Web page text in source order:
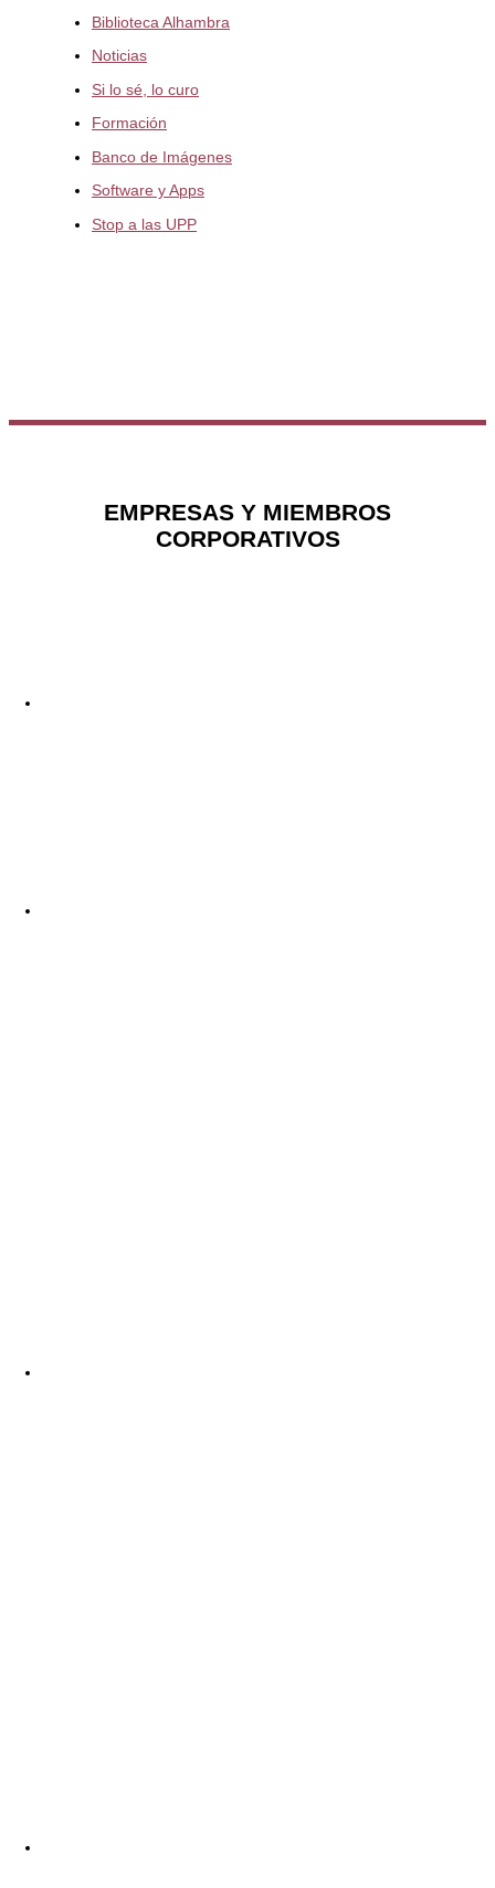
Biblioteca Alhambra
Noticias
Si lo sé, lo curo
Formación
Banco de Imágenes
Software y Apps
Stop a las UPP
EMPRESAS Y MIEMBROS
CORPORATIVOS